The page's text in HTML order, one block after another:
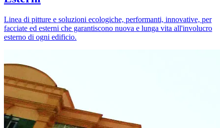
Linea di pitture e soluzioni ecologiche, performanti, innovative, per
facciate ed esterni che garantiscono nuova e lunga vita all'involucro
esterno di ogni edificio.